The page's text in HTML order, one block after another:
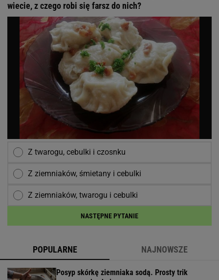
wiecie, z czego robi się farsz do nich?
Z twarogu, cebulki i czosnku
Z ziemniaków, śmietany i cebulki
Z ziemniaków, twarogu i cebulki
NASTĘPNE PYTANIE
POPULARNE NAJNOWSZE
Posyp skórkę ziemniaka sodą. Prosty trik